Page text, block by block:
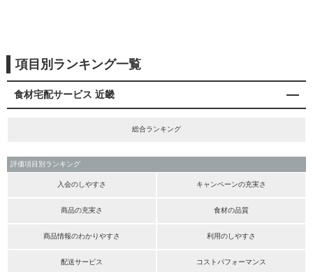
項目別ランキング一覧
食材宅配サービス 近畿
総合ランキング
評価項目別ランキング
入会のしやすさ キャンペーンの充実さ
商品の充実さ 食材の品質
商品情報のわかりやすさ 利用のしやすさ
配送サービス コストパフォーマンス